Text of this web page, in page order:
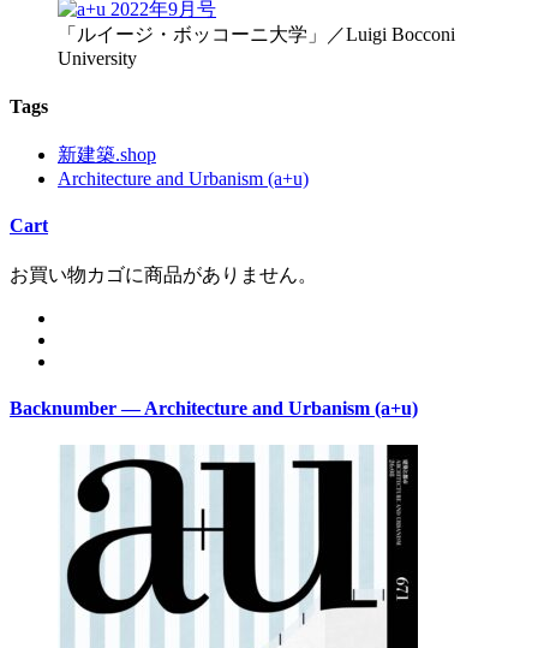
「ルイージ・ボッコーニ大学」／Luigi Bocconi
University
Tags
新建築.shop
Architecture and Urbanism (a+u)
Cart
お買い物カゴに商品がありません。
Backnumber — Architecture and Urbanism (a+u)